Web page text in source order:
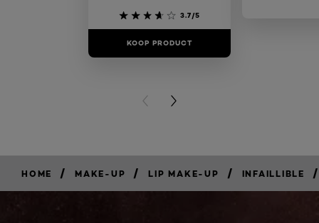
3.7/5
KOOP PRODUCT
PREVIOUS CARD
NEXT CARD
HOME / MAKE-UP / LIP MAKE-UP / INFAILLIBLE /